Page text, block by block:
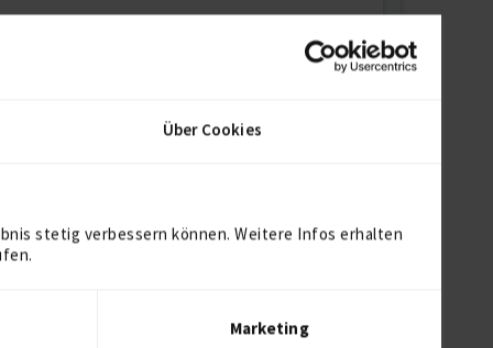
Über Cookies
stetig verbessern können. Weitere Infos erhalten
Marketing